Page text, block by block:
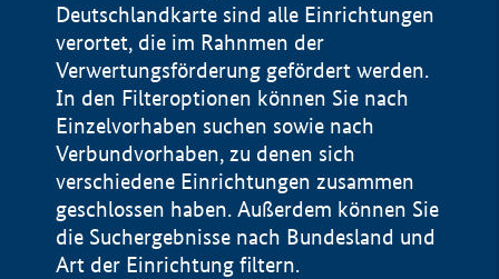
Deutschlandkarte sind alle Einrichtungen
verortet, die im Rahnmen der
Verwertungsförderung gefördert werden.
In den Filteroptionen können Sie nach
Einzelvorhaben suchen sowie nach
Verbundvorhaben, zu denen sich
verschiedene Einrichtungen zusammen
geschlossen haben. Außerdem können Sie
die Suchergebnisse nach Bundesland und
Art der Einrichtung filtern.